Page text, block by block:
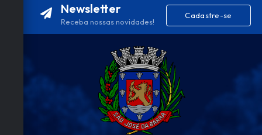
Newsletter
Receba nossas novidades!
Cadastre-se